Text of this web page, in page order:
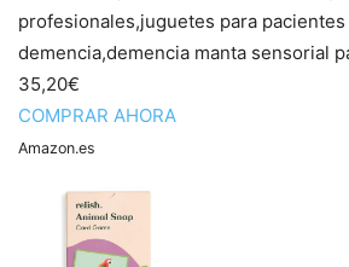
profesionales,juguetes para pacientes
demencia,demencia manta sensorial
35,20€
COMPRAR AHORA
Amazon.es